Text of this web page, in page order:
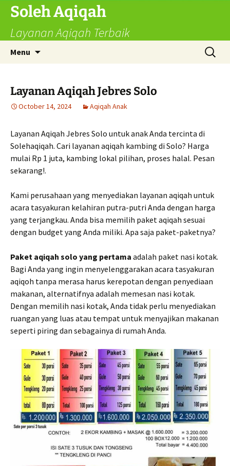
Skip
content
Soleh Aqiqah
Layanan Aqiqah Terbaik
Menu
Search
for:
Layanan Aqiqah Jebres Solo
October 14, 2024 Aqiqah Anak
Layanan Aqiqah Jebres Solo untuk anak Anda tercinta di
Solehaqiqah. Cari layanan aqiqah kambing di Solo? Harga
mulai Rp 1 juta, kambing lokal pilihan, proses halal. Pesan
sekarang!.
Kami perusahaan yang menyediakan layanan aqiqah untuk
acara tasyakuran kelahiran putra-putri Anda dengan harga
yang terjangkau. Anda bisa memilih paket aqiqah sesuai
dengan budget yang Anda miliki. Apa saja paket-paketnya?
Paket aqiqah solo yang pertama adalah paket nasi kotak.
Bagi Anda yang ingin menyelenggarakan acara tasyakuran
aqiqoh tanpa merasa harus kerepotan dengan penyediaan
makanan, alternatifnya adalah memesan nasi kotak.
Dengan memilih nasi kotak, Anda tidak perlu menyediakan
ruangan yang luas atau tempat untuk menyajikan makanan
seperti piring dan sebagainya di rumah Anda.